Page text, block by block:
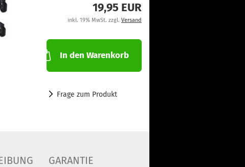
19,95 EUR
inkl. 19% MwSt. zzgl. Versand
In den Warenkorb
Frage zum Produkt
GARANTIE